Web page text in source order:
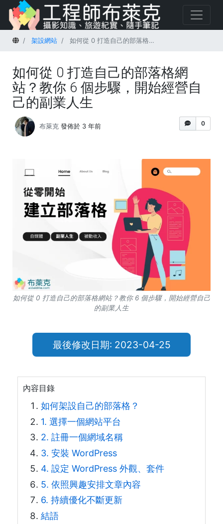
首頁 架設網站 如何從 0 打造自己的部落格網站？教你 6 個步驟，開始經營自己的副業人生
如何從 0 打造自己的部落格網
站？教你 6 個步驟，開始經營自
己的副業人生
0
布萊克 發佈於 3 年前
如何從 0 打造自己的部落格網站？教你 6 個步驟，開始經營自己
的副業人生
最後修改日期: 2023-04-25
內容目錄
如何架設自己的部落格？
1. 選擇一個網站平台
2. 註冊一個網域名稱
3. 安裝 WordPress
4. 設定 WordPress 外觀、套件
5. 依照興趣安排文章內容
6. 持續優化不斷更新
結語